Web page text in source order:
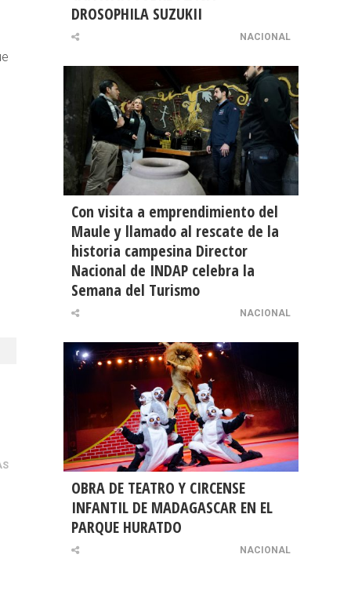
DROSOPHILA SUZUKII
NACIONAL
Con visita a emprendimiento del
Maule y llamado al rescate de la
historia campesina Director
Nacional de INDAP celebra la
Semana del Turismo
NACIONAL
OBRA DE TEATRO Y CIRCENSE
INFANTIL DE MADAGASCAR EN EL
PARQUE HURATDO
NACIONAL